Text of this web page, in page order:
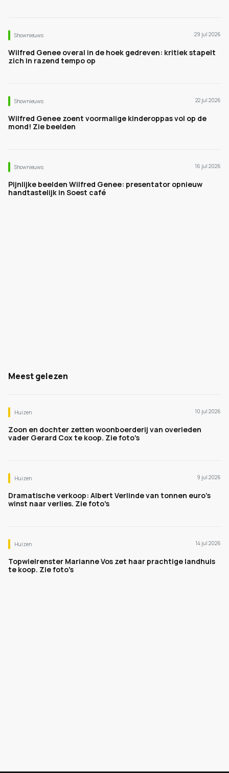
Shownieuws 29 jul 2026
Wilfred Genee overal in de hoek gedreven: kritiek stapelt
zich in razend tempo op
Shownieuws 22 jul 2026
Wilfred Genee zoent voormalige kinderoppas vol op de
mond! Zie beelden
Shownieuws 16 jul 2026
Pijnlijke beelden Wilfred Genee: presentator opnieuw
handtastelijk in Soest café
Meest gelezen
Huizen 10 jul 2026
Zoon en dochter zetten woonboerderij van overleden
vader Gerard Cox te koop. Zie foto's
Huizen 9 jul 2026
Dramatische verkoop: Albert Verlinde van tonnen euro's
winst naar verlies. Zie foto's
Huizen 14 jul 2026
Topwielrenster Marianne Vos zet haar prachtige landhuis
te koop. Zie foto's